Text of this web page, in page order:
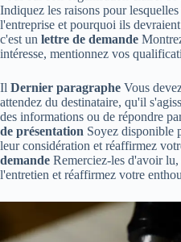
Indiquez les raisons pour
l'entreprise et pourquoi ils
c'est un lettre de demande
intéresse, mentionnez vos
Il Dernier paragraphe Vous
attendez du destinataire, qu'il
des informations ou de répondre
de présentation Soyez disponible
leur considération et réaffirmez
demande Remerciez-les d'avoir
l'entretien et réaffirmez votre